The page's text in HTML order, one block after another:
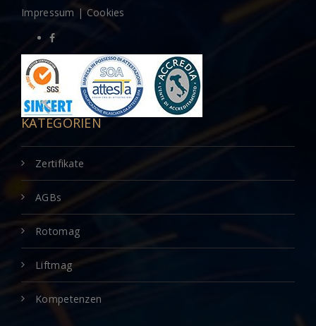
Impressum | Cookies
KATEGORIEN
Zertifikate
AGBs
Rotomag
Liftmag
Kompetenzen